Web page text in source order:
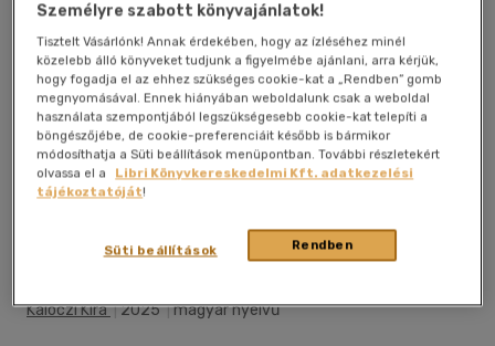
Kívánságlistához adom Megosztom
Kálóczi Kira|2025|magyar nyelvű
Személyre szabott könyvajánlatok!
Tisztelt Vásárlónk! Annak érdekében, hogy az ízléséhez minél
közelebb álló könyveket tudjunk a figyelmébe ajánlani, arra kérjük,
hogy fogadja el az ehhez szükséges cookie-kat a „Rendben” gomb
megnyomásával. Ennek hiányában weboldalunk csak a weboldal
használata szempontjából legszükségesebb cookie-kat telepíti a
böngészőjébe, de cookie-preferenciáit később is bármikor
módosíthatja a Süti beállítások menüpontban. További részletekért
olvassa el a
Libri Könyvkereskedelmi Kft. adatkezelési
tájékoztatóját!
Rendben
Süti beállítások